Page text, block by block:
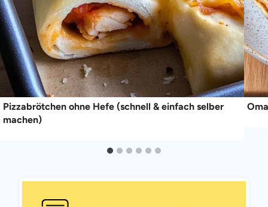
Pizzabrötchen ohne Hefe (schnell & einfach selber
machen)